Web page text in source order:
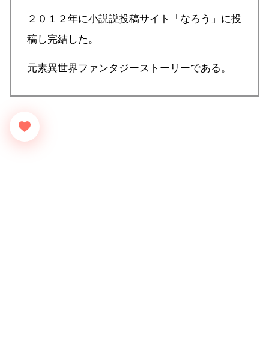
２０１２年に小説説投稿サイト「なろう」に投
稿し完結した。
元素異世界ファンタジーストーリーである。